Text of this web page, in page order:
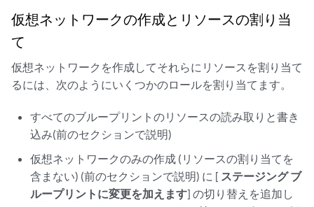
仮想ネットワークの作成とリソースの割り当
て
仮想ネットワークを作成してそれらにリソースを割り当て
るには、次のようにいくつかのロールを割り当てます。
すべてのブループリントのリソースの読み取りと書き
込み(前のセクションで説明)
仮想ネットワークのみの作成 (リソースの割り当てを
含まない) (前のセクションで説明) に [ ステージング ブ
ループリントに変更を加えます] の切り替えを追加し